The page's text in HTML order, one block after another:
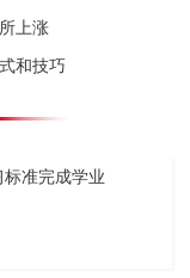
上涨
和技巧
准完成学业